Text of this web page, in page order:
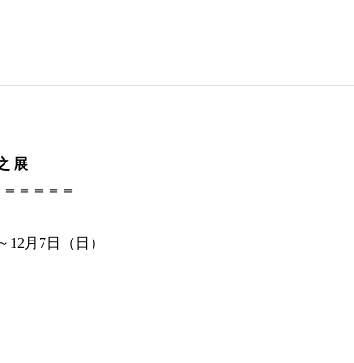
展
＝＝＝＝
12月7日（日）